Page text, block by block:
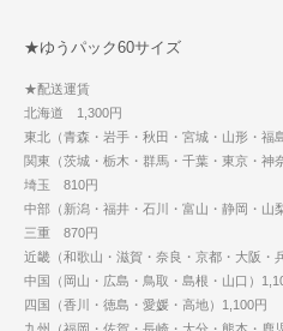
★ゆうパック60サイズ
★配送運賃
北海道 1,300円
東北（青森・岩手・秋田・宮城・山形・福
関東（茨城・栃木・群馬・千葉・東京・神
埼玉 810円
中部（新潟・福井・石川・富山・静岡・山
三重 870円
近畿（和歌山・滋賀・奈良・京都・大阪・
中国（岡山・広島・鳥取・島根・山口）
四国（香川・徳島・愛媛・高地）1,100円